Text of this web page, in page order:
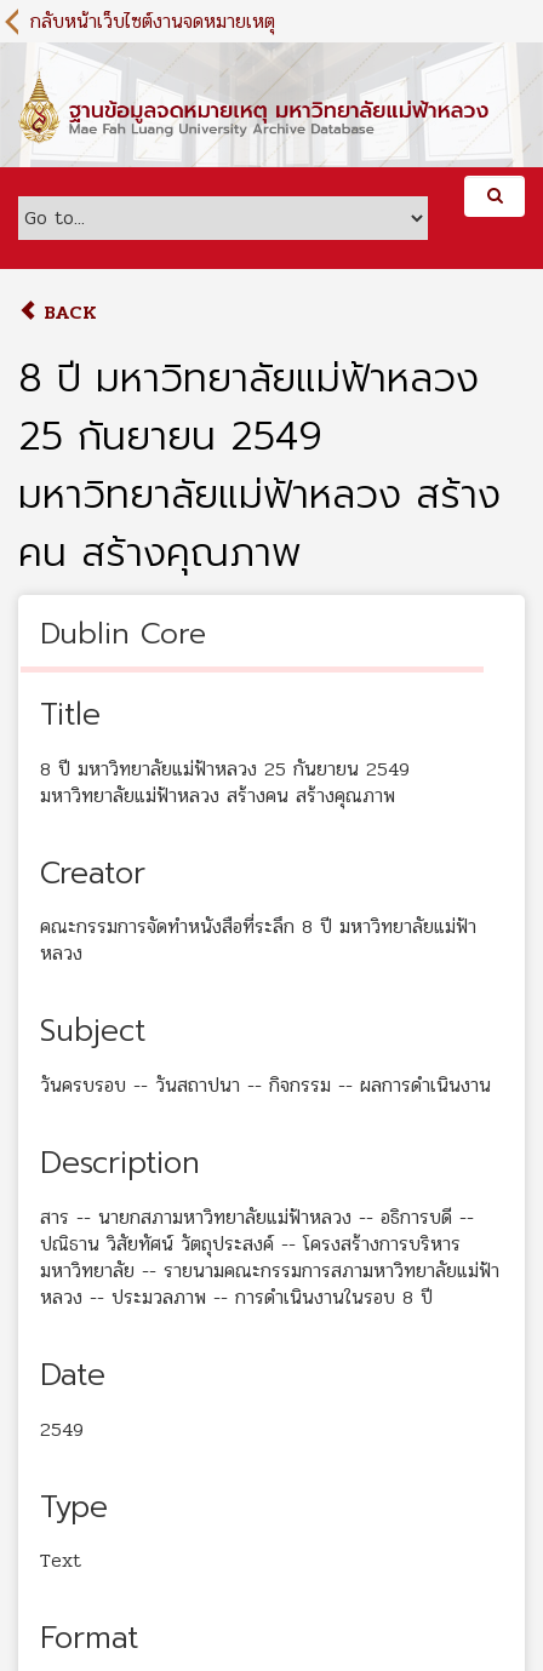
S
k
m
c
กลับหน้าเว็บไซต์งานจดหมายเหตุ
BACK
8 ปี มหาวิทยาลัยแม่ฟ้าหลวง
25 กันยายน 2549
มหาวิทยาลัยแม่ฟ้าหลวง สร้าง
คน สร้างคุณภาพ
Dublin Core
Title
8 ปี มหาวิทยาลัยแม่ฟ้าหลวง 25 กันยายน 2549
มหาวิทยาลัยแม่ฟ้าหลวง สร้างคน สร้างคุณภาพ
Creator
คณะกรรมการจัดทำหนังสือที่ระลึก 8 ปี มหาวิทยาลัยแม่ฟ้า
หลวง
Subject
วันครบรอบ -- วันสถาปนา -- กิจกรรม -- ผลการดำเนินงาน
Description
สาร -- นายกสภามหาวิทยาลัยแม่ฟ้าหลวง -- อธิการบดี --
ปณิธาน วิสัยทัศน์ วัตถุประสงค์ -- โครงสร้างการบริหาร
มหาวิทยาลัย -- รายนามคณะกรรมการสภามหาวิทยาลัยแม่ฟ้า
หลวง -- ประมวลภาพ -- การดำเนินงานในรอบ 8 ปี
Date
2549
Type
Text
Format